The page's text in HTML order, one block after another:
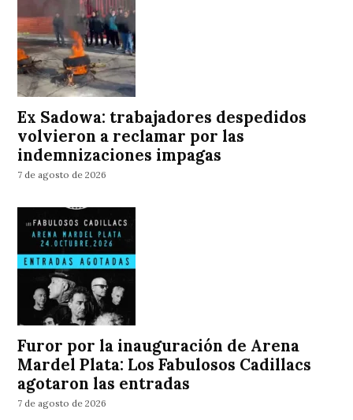
Ex Sadowa: trabajadores despedidos
volvieron a reclamar por las
indemnizaciones impagas
7 de agosto de 2026
Furor por la inauguración de Arena
Mardel Plata: Los Fabulosos Cadillacs
agotaron las entradas
7 de agosto de 2026